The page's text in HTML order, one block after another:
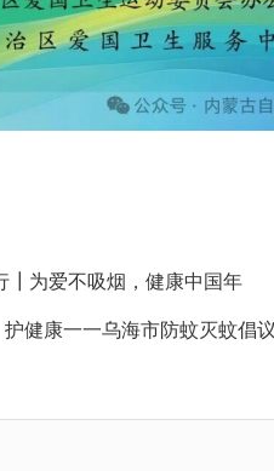
┃为爱不吸烟，健康中国年
健康一一乌海市防蚊灭蚊倡